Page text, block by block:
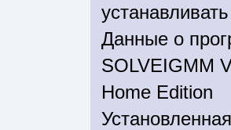
Данные о
SOLVEIGMM
Home Edition